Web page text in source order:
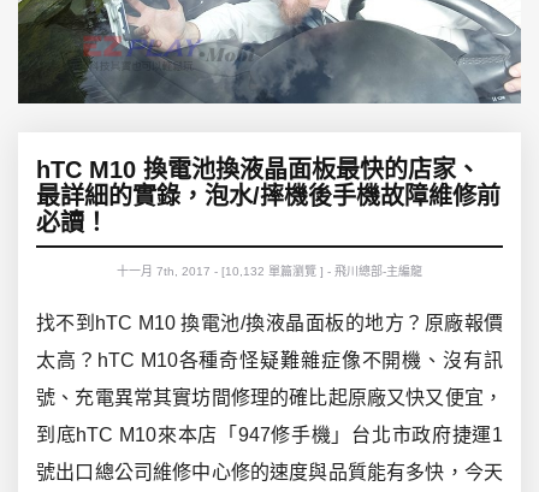
hTC M10 換電池換液晶面板最快的店家、
最詳細的實錄，泡水/摔機後手機故障維修前
必讀！
十一月 7th, 2017 - [10,132 單篇瀏覽 ] - 飛川總部-主編龍
找不到hTC M10 換電池/換液晶面板的地方？原廠報價
太高？hTC M10各種奇怪疑難雜症像不開機、沒有訊
號、充電異常其實坊間修理的確比起原廠又快又便宜，
到底hTC M10來本店「947修手機」台北市政府捷運1
號出口總公司維修中心修的速度與品質能有多快，今天